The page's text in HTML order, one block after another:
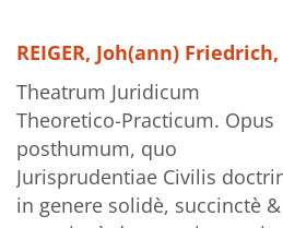
REIGER, Joh(ann) Friedrich,
Theatrum Juridicum
Theoretico-Practicum. Opus
posthumum, quo
Jurisprudentiae Civilis
in genere solidè, succinctè &